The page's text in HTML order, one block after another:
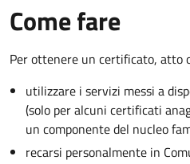
Come fare
Per ottenere un certificato, atto
utilizzare i servizi messi a
(solo per alcuni certificati
un componente del nucleo
recarsi personalmente in